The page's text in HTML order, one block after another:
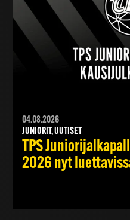
04.08.2026
JUNIORIT, UUTISET
TPS
2026 nyt